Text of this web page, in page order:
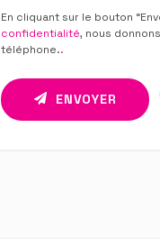
En cliquant sur le bouton
confidentialité, nous
téléphone..
ENVOYER